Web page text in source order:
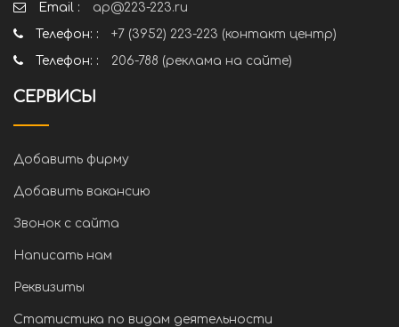
Email :
ap@223-223.ru
Телефон: :
+7 (3952) 223-223 (контакт центр)
Телефон: :
206-788 (реклама на сайте)
СЕРВИСЫ
Добавить фирму
Добавить вакансию
Звонок с сайта
Написать нам
Реквизиты
Статистика по видам деятельности